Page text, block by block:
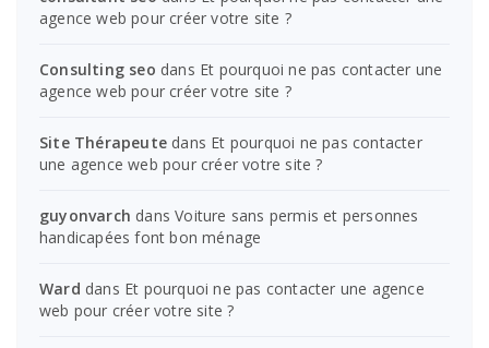
agence web pour créer votre site ?
Consulting seo dans Et pourquoi ne pas contacter une
agence web pour créer votre site ?
Site Thérapeute dans Et pourquoi ne pas contacter
une agence web pour créer votre site ?
guyonvarch dansVoiture sans permis et personnes
handicapées font bon ménage
Ward dans Et pourquoi ne pas contacter une agence
web pour créer votre site ?